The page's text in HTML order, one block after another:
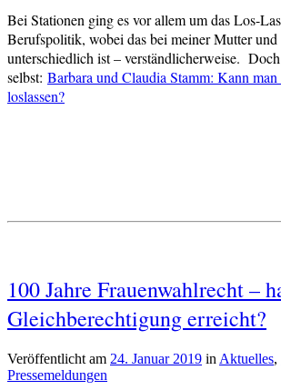
Bei Stationen ging es vor allem um das Los-
Berufspolitik, wobei das bei meiner Mutter und
unterschiedlich ist – verständlicherweise.
selbst: Barbara und Claudia Stamm: Kann
loslassen?
Frauenwahlrecht
100 Jahre Frauenwahlrecht –
Gleichberechtigung erreicht?
Veröffentlicht am 24. Januar 2019 von
in Aktuelles,
Pressemeldungen